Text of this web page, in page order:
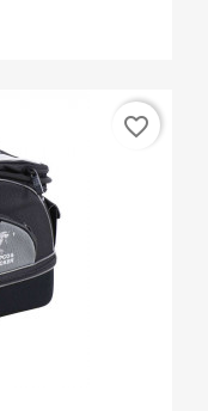
favorite_border